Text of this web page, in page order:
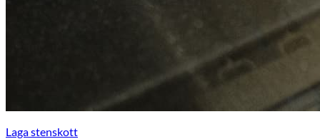
Laga stenskott